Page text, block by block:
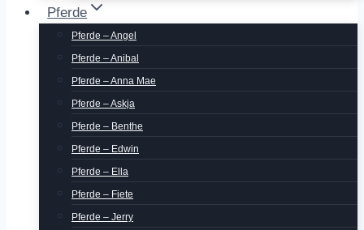
Pferde
Pferde – Angel
Pferde – Anibal
Pferde – Anna Mae
Pferde – Askja
Pferde – Benthe
Pferde – Edwin
Pferde – Ella
Pferde – Fiete
Pferde – Jerry